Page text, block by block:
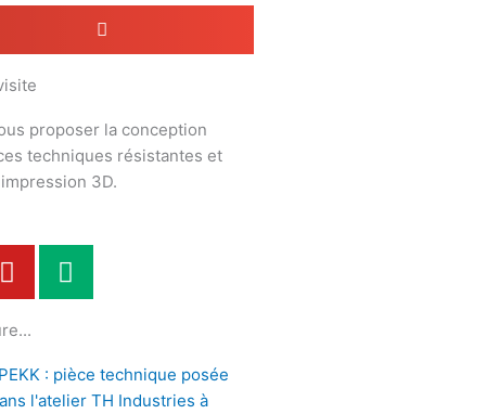
proposer la conception
techniques résistantes et
3D.
Y
o
t
u
b
M
e
u
m